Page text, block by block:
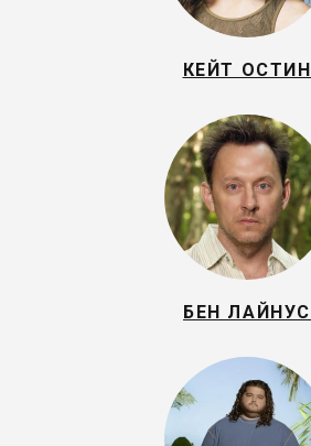
КЕЙТ ОСТИН
БЕН ЛАЙНУС